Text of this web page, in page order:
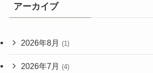
アーカイブ
2026年8月 (1)
2026年7月 (4)